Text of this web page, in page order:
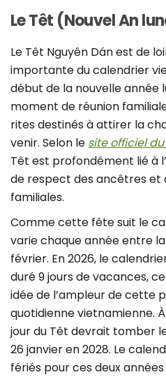
Le Têt (Nouvel An
Le Têt Nguyên Dán est de
importante du calendrier
début de la nouvelle année
moment de réunion
rites destinés à attirer la
venir. Selon le site officiel
Têt est profondément lié à
de respect des ancêtres et
familiales.
Comme cette fête suit le
varie chaque année entre
février. En 2026, le
duré 9 jours de vacances,
idée de l’ampleur de cette
quotidienne vietnamienne.
jour du Têt devrait tomber
26 janvier en 2028. Le
fériés pour ces deux